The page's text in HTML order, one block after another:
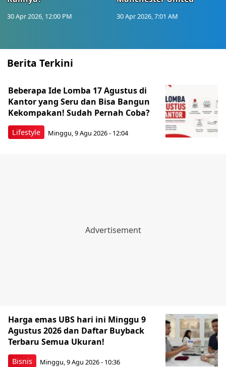
30 Apr 2026, 12:00 PM 30 Apr 2026, 7:01 AM
Berita Terkini
Lifestyle
Beberapa Ide Lomba 17 Agustus di
Kantor yang Seru dan Bisa Bangun
Kekompakan! Sudah Pernah Coba?
Minggu, 9 Agu 2026 - 12:04
Bisnis
Harga emas UBS hari ini Minggu 9
Agustus 2026 dan Daftar Buyback
Terbaru Semua Ukuran!
Minggu, 9 Agu 2026 - 10:36